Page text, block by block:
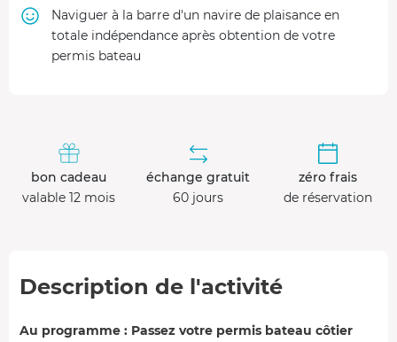
Naviguer à la barre d'un navire de plaisance en
totale indépendance après obtention de votre
permis bateau
bon cadeau
valable 12 mois
échange gratuit
60 jours
zéro frais
de réservation
Description de l'activité
Au programme : Passez votre permis bateau côtier